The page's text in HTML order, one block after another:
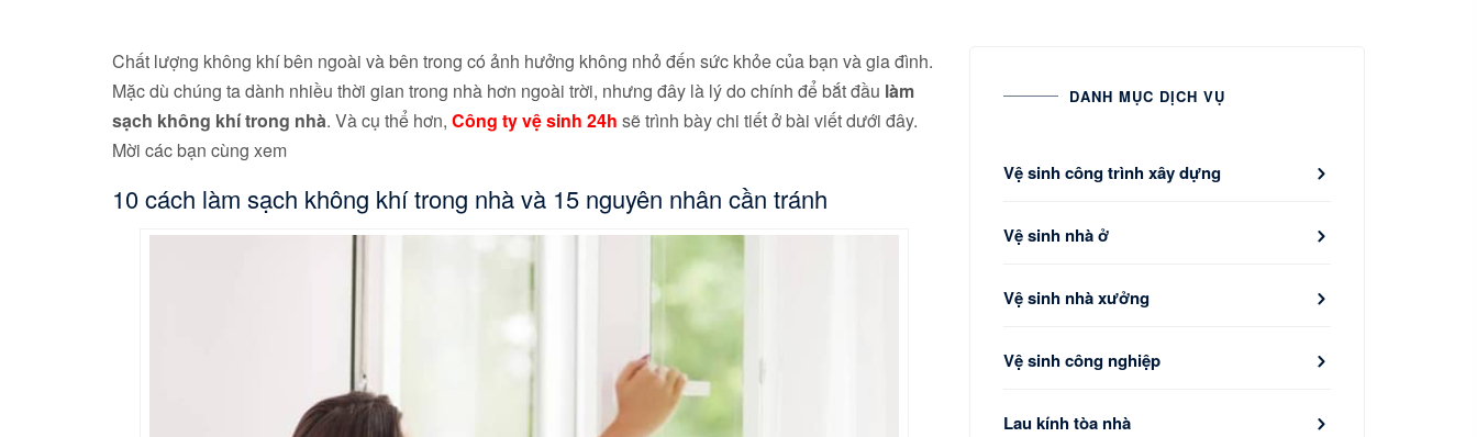
Chất lượng không khí bên ngoài và bên trong có ảnh hưởng không nhỏ đến sức khỏe của bạn và gia đình.
Mặc dù chúng ta dành nhiều thời gian trong nhà hơn ngoài trời, nhưng đây là lý do chính để bắt đầu làm
sạch không khí trong nhà. Và cụ thể hơn, Công ty vệ sinh 24h sẽ trình bày chi tiết ở bài viết dưới đây.
Mời các bạn cùng xem
10 cách làm sạch không khí trong nhà và 15 nguyên nhân cần tránh
DANH MỤC DỊCH VỤ
Vệ sinh công trình xây dựng
Vệ sinh nhà ở
Vệ sinh nhà xưởng
Vệ sinh công nghiệp
Lau kính tòa nhà